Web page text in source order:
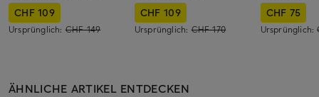
CHF 109
Ursprünglich: CHF 149
CHF 109
Ursprünglich:CHF 170
CHF 75
Ursprünglich:
ÄHNLICHE ARTIKEL ENTDECKEN